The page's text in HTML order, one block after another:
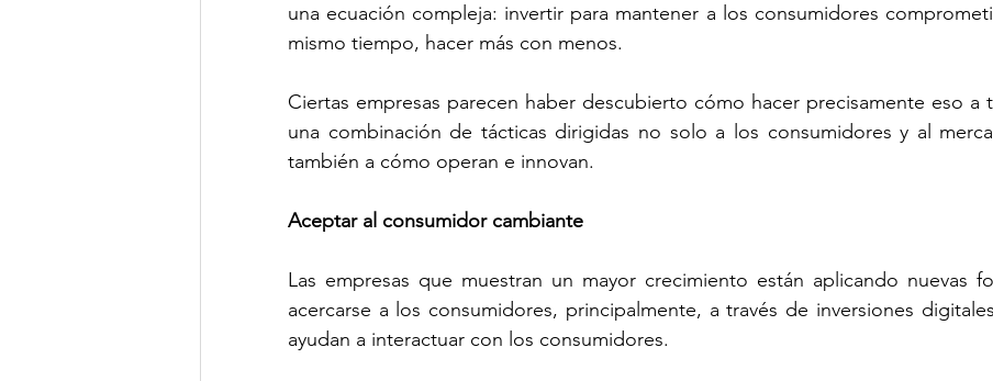
una ecuación compleja: invertir para mantener a los consumidores
mismo tiempo, hacer más con menos.
Ciertas empresas parecen haber descubierto cómo hacer precisamente eso a
una combinación de tácticas dirigidas no solo a los consumidores y al
también a cómo operan e innovan.
Aceptar al consumidor cambiante
Las empresas que muestran un mayor crecimiento están aplicando nuevas
acercarse a los consumidores, principalmente, a través de inversiones
ayudan a interactuar con los consumidores.